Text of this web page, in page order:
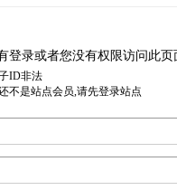
登录或者您没有权限访问此
ID非法
不是站点会员,请先登录站点